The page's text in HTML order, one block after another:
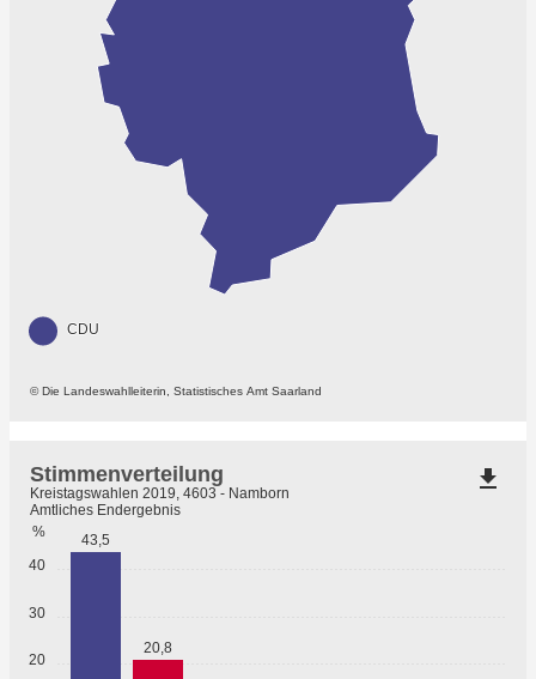
© Die Landeswahlleiterin, Statistisches Amt Saarland
CDU
20
30
40
%
43,5
20,8
Stimmenverteilung
Kreistagswahlen 2019, 4603 - Namborn
Amtliches Endergebnis
file_download